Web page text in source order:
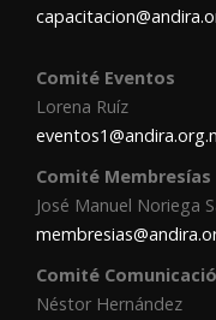
Comité Eventos
Lorena Ruíz
Comité Membresías
José Manuel Noriega
Comité
Néstor Hernández